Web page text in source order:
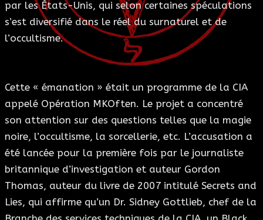
ESOTÉRISME
BLOG
A PROPOS
par les États-Unis, qui selon certaines spéculations
s’est diversifié dans le réel du surnaturel et de
l’occultisme.
Cette « émanation » était un programme de la CIA
appelé Opération MKOften. Le projet a concentré
son attention sur des questions telles que la magie
noire, l’occultisme, la sorcellerie, etc. L’accusation a
été lancée pour la première fois par le journaliste
britannique d’investigation et auteur Gordon
Thomas, auteur du livre de 2007 intitulé Secrets and
Lies, qui affirme qu’un Dr. Sidney Gottlieb, chef de la